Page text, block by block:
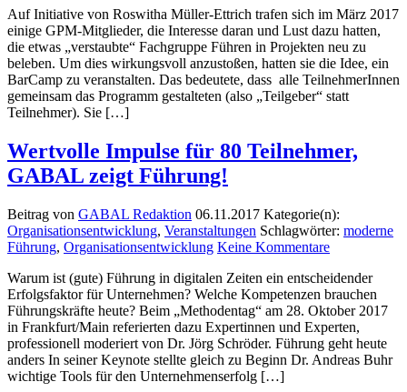
Auf Initiative von Roswitha Müller-Ettrich trafen sich im März 2017
einige GPM-Mitglieder, die Interesse daran und Lust dazu hatten,
die etwas „verstaubte“ Fachgruppe Führen in Projekten neu zu
beleben. Um dies wirkungsvoll anzustoßen, hatten sie die Idee, ein
BarCamp zu veranstalten. Das bedeutete, dass alle TeilnehmerInnen
gemeinsam das Programm gestalteten (also „Teilgeber“ statt
Teilnehmer). Sie […]
Wertvolle Impulse für 80 Teilnehmer,
GABAL zeigt Führung!
Beitrag von GABAL Redaktion 06.11.2017 Kategorie(n):
Organisationsentwicklung, Veranstaltungen Schlagwörter: moderne
Führung, Organisationsentwicklung Keine Kommentare
Warum ist (gute) Führung in digitalen Zeiten ein entscheidender
Erfolgsfaktor für Unternehmen? Welche Kompetenzen brauchen
Führungskräfte heute? Beim „Methodentag“ am 28. Oktober 2017
in Frankfurt/Main referierten dazu Expertinnen und Experten,
professionell moderiert von Dr. Jörg Schröder. Führung geht heute
anders In seiner Keynote stellte gleich zu Beginn Dr. Andreas Buhr
wichtige Tools für den Unternehmenserfolg […]